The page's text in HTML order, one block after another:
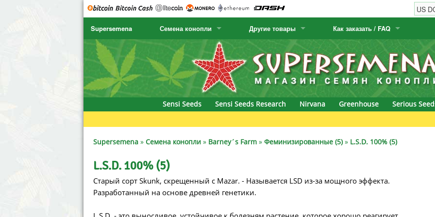
Supersemena Семена конопли
SENSI SEEDS
SENSI SEEDS RESEARCH
NIRVANA
SERIOUS SEEDS
SPLIFF SEEDS
Ace Seeds
CBD Crew
Chronic & Caviar
Delicious Seeds
Dr. Underground Seeds
Empire Seeds
Humboldt Seed Company
Humboldt Seeds
Hyp3rids
krauTHCollective
Positronics
Prana Medical
Pyramid Seeds
Ripper Seeds
Samsara Seeds
Другие товары
Семена кактусов
Канарские растения
Как заказать / FAQ
Как заказать
Виды / цены доставки
Sensi Seeds
Sensi Seeds Research Nirvana Greenhouse Serious
Supersemena » Семена конопли » Barney´s Farm » Феминизированные (5)» L.S.D. 100% (5)
L.S.D. 100% (5)
Старый сорт Skunk, скрещенный с Mazar. - Называется LSD из-за мощного эффекта.
Разработанный на основе древней генетики.